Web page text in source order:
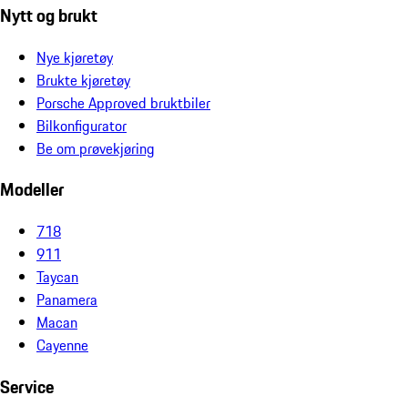
Nytt og brukt
Nye kjøretøy
Brukte kjøretøy
Porsche Approved bruktbiler
Bilkonfigurator
Be om prøvekjøring
Modeller
718
911
Taycan
Panamera
Macan
Cayenne
Service